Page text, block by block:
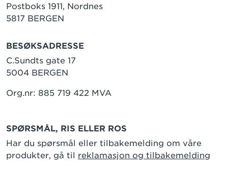
Postboks 1911, Nordnes
5817 BERGEN
BESØKSADRESSE
C.Sundts gate 17
5004 BERGEN
Org.nr: 885 719 422 MVA
SPØRSMÅL, RIS ELLER ROS
Har du spørsmål eller tilbakemelding om våre
produkter, gå til reklamasjon og tilbakemelding